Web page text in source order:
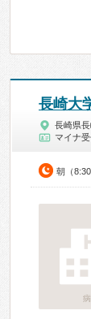
長崎大
長崎県
マイナ
朝（8:30